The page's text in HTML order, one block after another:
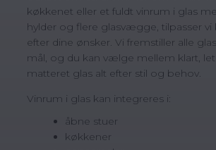
køkkenet eller et fuldt vinrum i glas
hylder og flere glasvægge, tilpasser
efter dine ønsker. Vi fremstiller alle
mål, og du kan vælge mellem klart,
matteret glas alt efter stil og behov.
Vinrum i glas kan integreres i:
åbne stuer
køkkener